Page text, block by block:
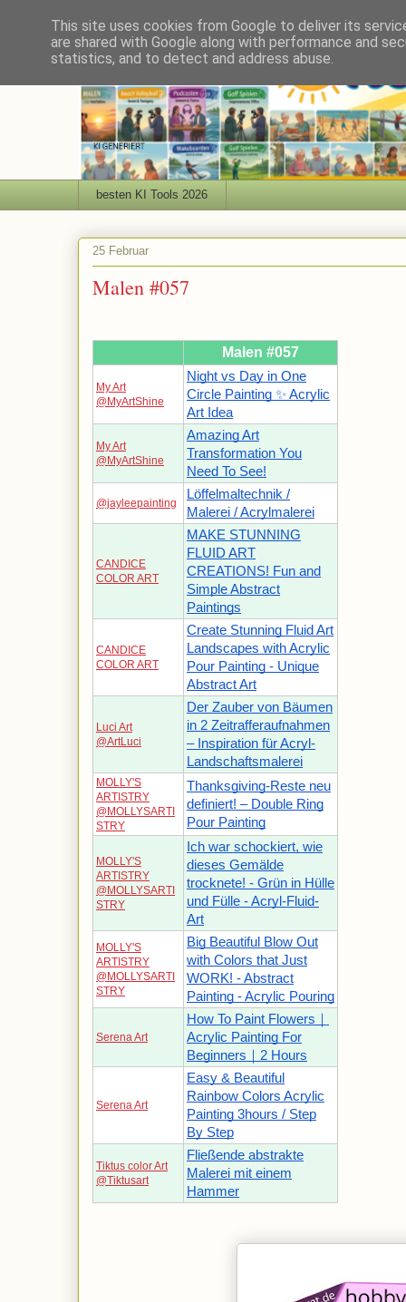
besten KI Tools 2026
25 Februar
Malen #057
Malen #057
My Art
@MyArtShine
Night vs Day in One
Circle Painting ✨ Acrylic
Art Idea
My Art
@MyArtShine
Amazing Art
Transformation You
Need To See!
@jayleepainting
Löffelmaltechnik /
Malerei / Acrylmalerei
CANDICE
COLOR ART
MAKE STUNNING
FLUID ART
CREATIONS! Fun and
Simple Abstract
Paintings
CANDICE
COLOR ART
Create Stunning Fluid Art
Landscapes with Acrylic
Pour Painting - Unique
Abstract Art
Luci Art
@ArtLuci
Der Zauber von Bäumen
in 2 Zeitrafferaufnahmen
– Inspiration für Acryl-
Landschaftsmalerei
MOLLY'S
ARTISTRY
@MOLLYSARTI
STRY
Thanksgiving-Reste neu
definiert! – Double Ring
Pour Painting
MOLLY'S
ARTISTRY
@MOLLYSARTI
STRY
Ich war schockiert, wie
dieses Gemälde
trocknete! - Grün in Hülle
und Fülle - Acryl-Fluid-
Art
MOLLY'S
ARTISTRY
@MOLLYSARTI
STRY
Big Beautiful Blow Out
with Colors that Just
WORK! - Abstract
Painting - Acrylic Pouring
Serena Art
How To Paint Flowers｜
Acrylic Painting For
Beginners｜2 Hours
Serena Art
Easy & Beautiful
Rainbow Colors Acrylic
Painting 3hours / Step
By Step
Tiktus color Art
@Tiktusart
Fließende abstrakte
Malerei mit einem
Hammer
This site uses cookies from Google to deliver its
are shared with Google along with performance and
statistics, and to detect and address abuse.